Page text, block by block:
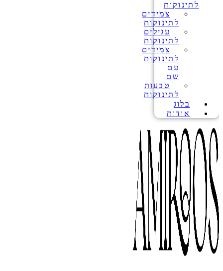
לתינוקות
צמידים
לתינוקות
עגילים
לתינוקות
צמידים
לתינוקות
עם
שם
טבעות
לתינוקות
בלוג
אודות